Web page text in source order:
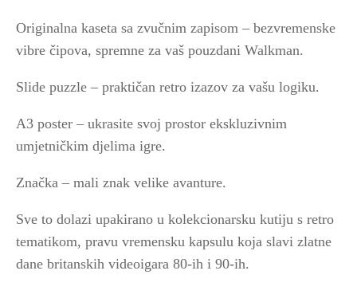
Originalna kaseta sa zvučnim zapisom – bezvremenske
vibre čipova, spremne za vaš pouzdani Walkman.
Slide puzzle – praktičan retro izazov za vašu logiku.
A3 poster – ukrasite svoj prostor ekskluzivnim
umjetničkim djelima igre.
Značka – mali znak velike avanture.
Sve to dolazi upakirano u kolekcionarsku kutiju s retro
tematikom, pravu vremensku kapsulu koja slavi zlatne
dane britanskih videoigara 80-ih i 90-ih.